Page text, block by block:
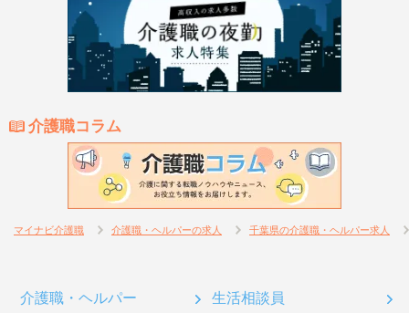
介護職コラム
マイナビ介護職 介護職・ヘルパーの求人 千葉県の介護職・ヘルパー求人
介護職・ヘルパー 生活相談員